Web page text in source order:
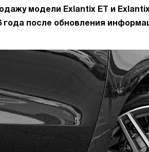
модели Exlantix ET и
года после обновления